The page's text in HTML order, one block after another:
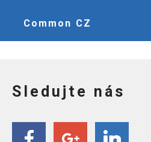
Common CZ
Sledujte nás